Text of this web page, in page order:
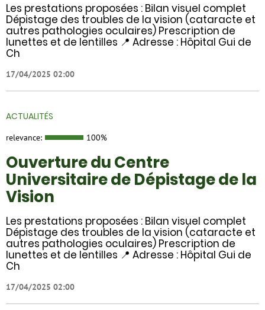
Les prestations proposées : Bilan visuel complet
Dépistage des troubles de la vision (cataracte et
autres pathologies oculaires) Prescription de
lunettes et de lentilles 📍 Adresse : Hôpital Gui de
Ch
17/04/2025 02:00
ACTUALITÉS
relevance: 100%
Ouverture du Centre
Universitaire de Dépistage de la
Vision
Les prestations proposées : Bilan visuel complet
Dépistage des troubles de la vision (cataracte et
autres pathologies oculaires) Prescription de
lunettes et de lentilles 📍 Adresse : Hôpital Gui de
Ch
17/04/2025 02:00